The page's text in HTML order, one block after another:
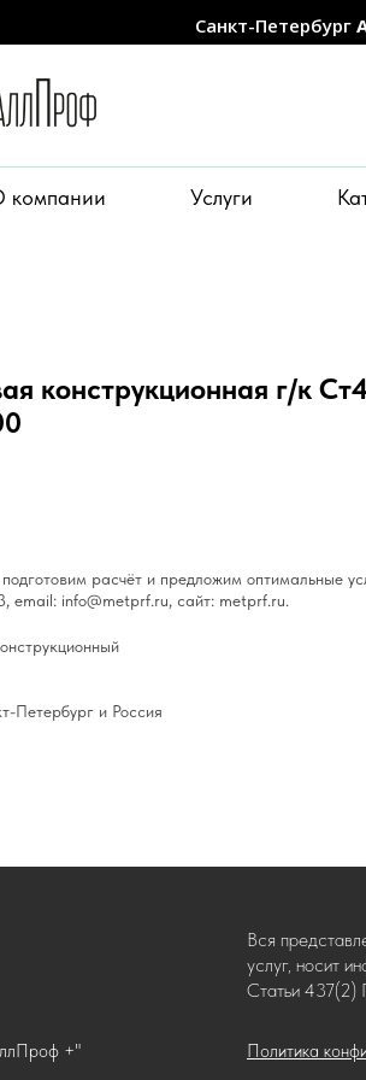
Санкт-Петербург
компании Услуги
конструкционная г/к
расчёт и предложим оптимальные
email: info@metprf.ru, сайт: metprf.ru.
Петербург и Россия
Политика
+"
Вся
услуг, носит
Статьи 437(2)